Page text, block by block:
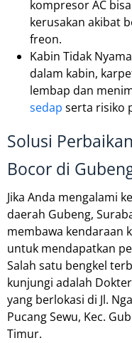
kompresor AC
kerusakan akibat
freon.
Kabin Tidak
dalam kabin,
lembap dan
sedap serta risiko
Solusi
Bocor di
Jika Anda mengalami
daerah Gubeng,
membawa kendaraan
untuk mendapatkan
Salah satu bengkel
kunjungi adalah
yang berlokasi di Jl.
Pucang Sewu, Kec.
Timur.